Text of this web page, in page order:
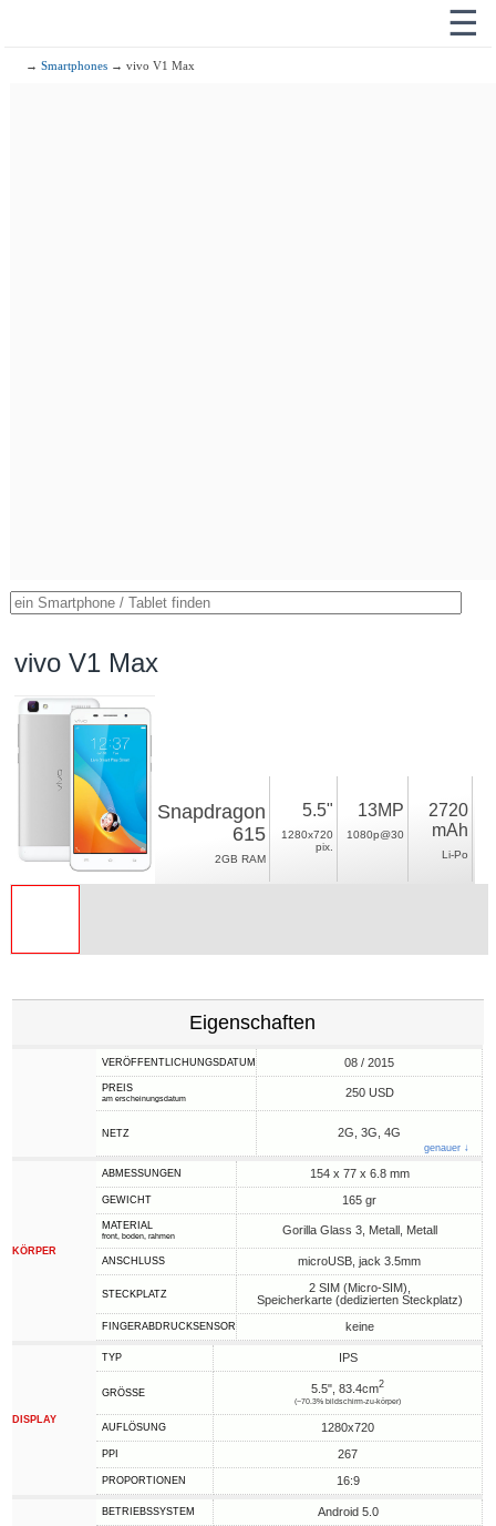
☰
→Smartphones → vivo V1 Max
vivo V1 Max
Snapdragon
615
2GB RAM
5.5"
1280x720
pix.
13MP
1080p@30
2720
mAh
Li-Po
Eigenschaften
VERÖFFENTLICHUNGSDATUM 08 / 2015
PREIS
am erscheinungsdatum 250 USD
NETZ 2G, 3G, 4G
genauer ↓
KÖRPER
ABMESSUNGEN 154 x 77 x 6.8 mm
GEWICHT 165 gr
MATERIAL
front, boden, rahmen Gorilla Glass 3, Metall, Metall
ANSCHLUSS microUSB, jack 3.5mm
STECKPLATZ
2 SIM (Micro-SIM),
Speicherkarte (dedizierten Steckplatz)
FINGERABDRUCKSENSOR keine
DISPLAY
TYP IPS
GRÖSSE 5.5", 83.4cm2
(~70.3% bildschirm-zu-körper)
AUFLÖSUNG 1280x720
PPI 267
PROPORTIONEN 16:9
BETRIEBSSYSTEM Android 5.0